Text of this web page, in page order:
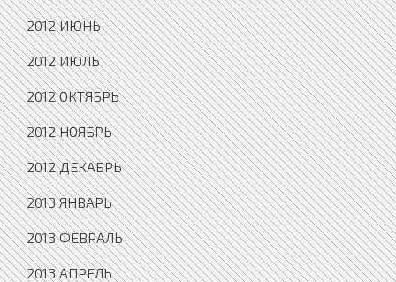
2012 ИЮНЬ
2012 ИЮЛЬ
2012 ОКТЯБРЬ
2012 НОЯБРЬ
2012 ДЕКАБРЬ
2013 ЯНВАРЬ
2013 ФЕВРАЛЬ
2013 АПРЕЛЬ